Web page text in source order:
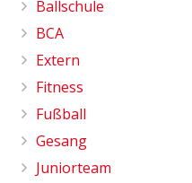
Ballschule
BCA
Extern
Fitness
Fußball
Gesang
Juniorteam